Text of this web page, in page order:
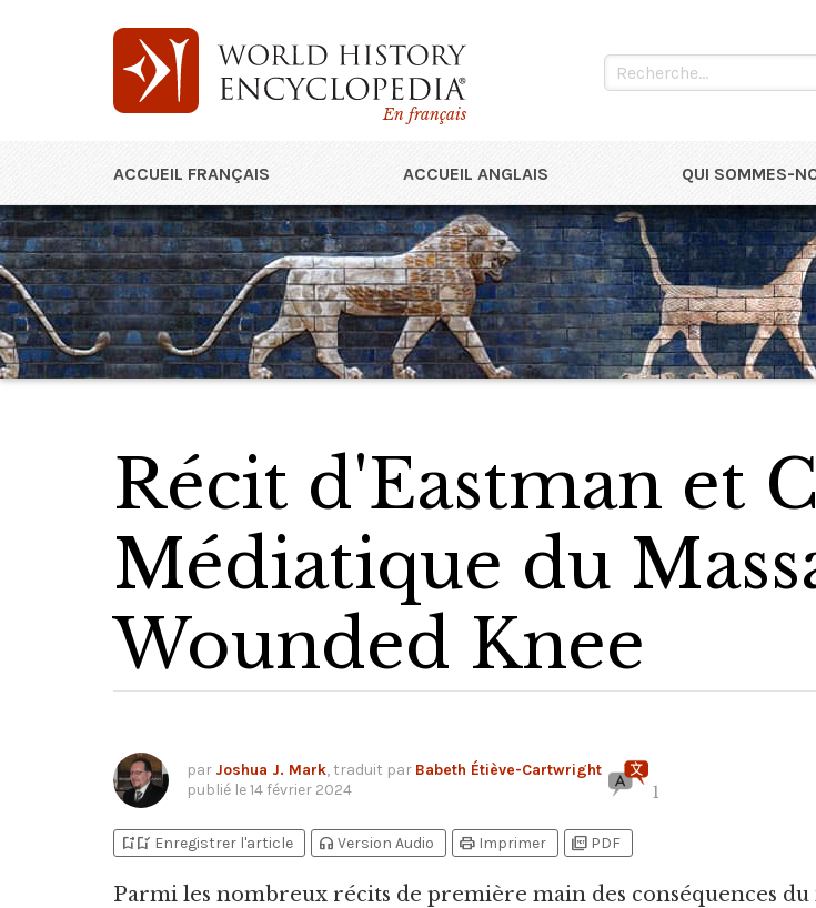
En français
ACCUEIL FRANÇAIS ACCUEIL ANGLAIS QUI SOMMES-
Récit d'Eastman et
Médiatique du
Wounded Knee
par Joshua J. Mark, traduit par Babeth Étiève-Cartwright
publié le14 février 2024 1
bookmark_addbookmark_added Enregistrer l'article headphones Version Audio print Imprimer picture_as_pdf PDF
Parmi les nombreux récits de première main des conséquences du